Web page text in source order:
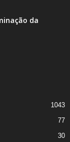
da
1043
77
30